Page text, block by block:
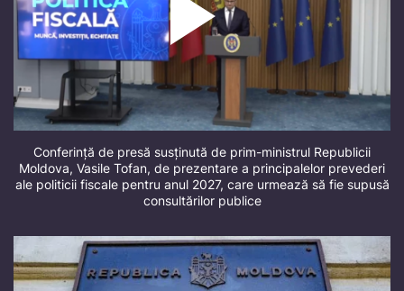
Conferință de presă susținută de prim-ministrul Republicii
Moldova, Vasile Tofan, de prezentare a principalelor prevederi
ale politicii fiscale pentru anul 2027, care urmează să fie supusă
consultărilor publice